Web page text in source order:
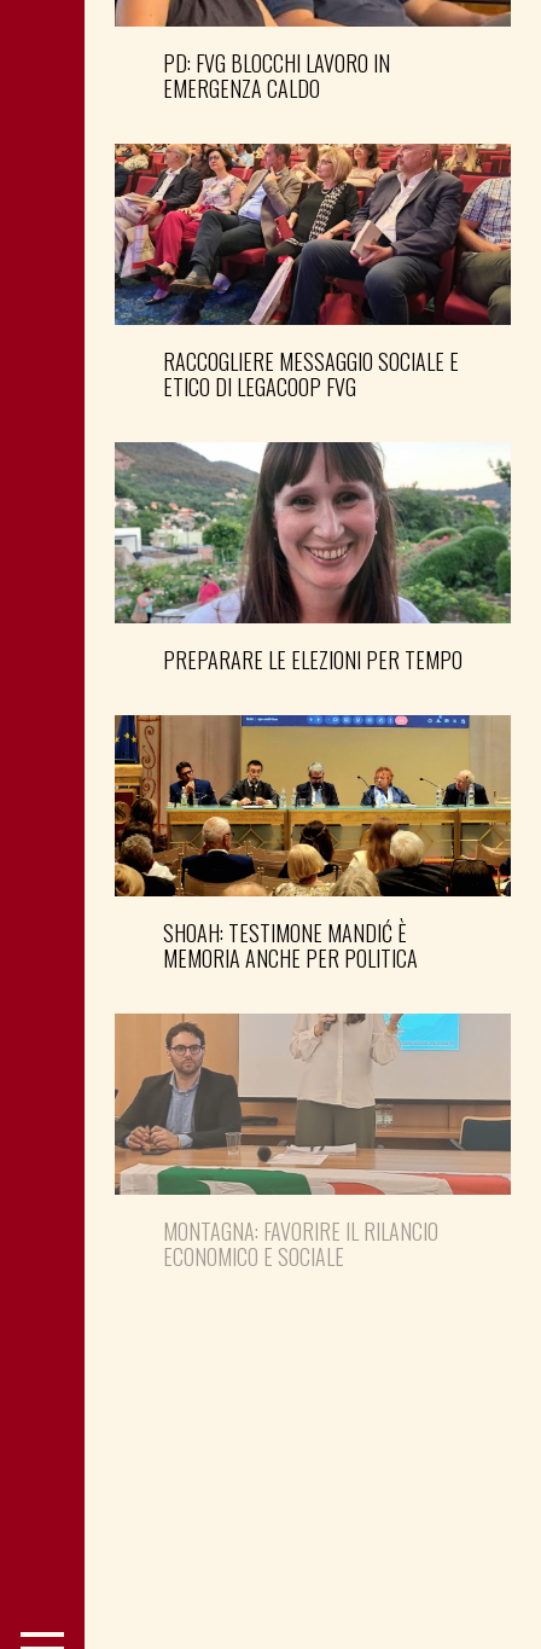
PD: FVG BLOCCHI LAVORO IN
EMERGENZA CALDO
RACCOGLIERE MESSAGGIO SOCIALE E
ETICO DI LEGACOOP FVG
PREPARARE LE ELEZIONI PER TEMPO
SHOAH: TESTIMONE MANDIĆ È
MEMORIA ANCHE PER POLITICA
MONTAGNA: FAVORIRE IL RILANCIO
ECONOMICO E SOCIALE